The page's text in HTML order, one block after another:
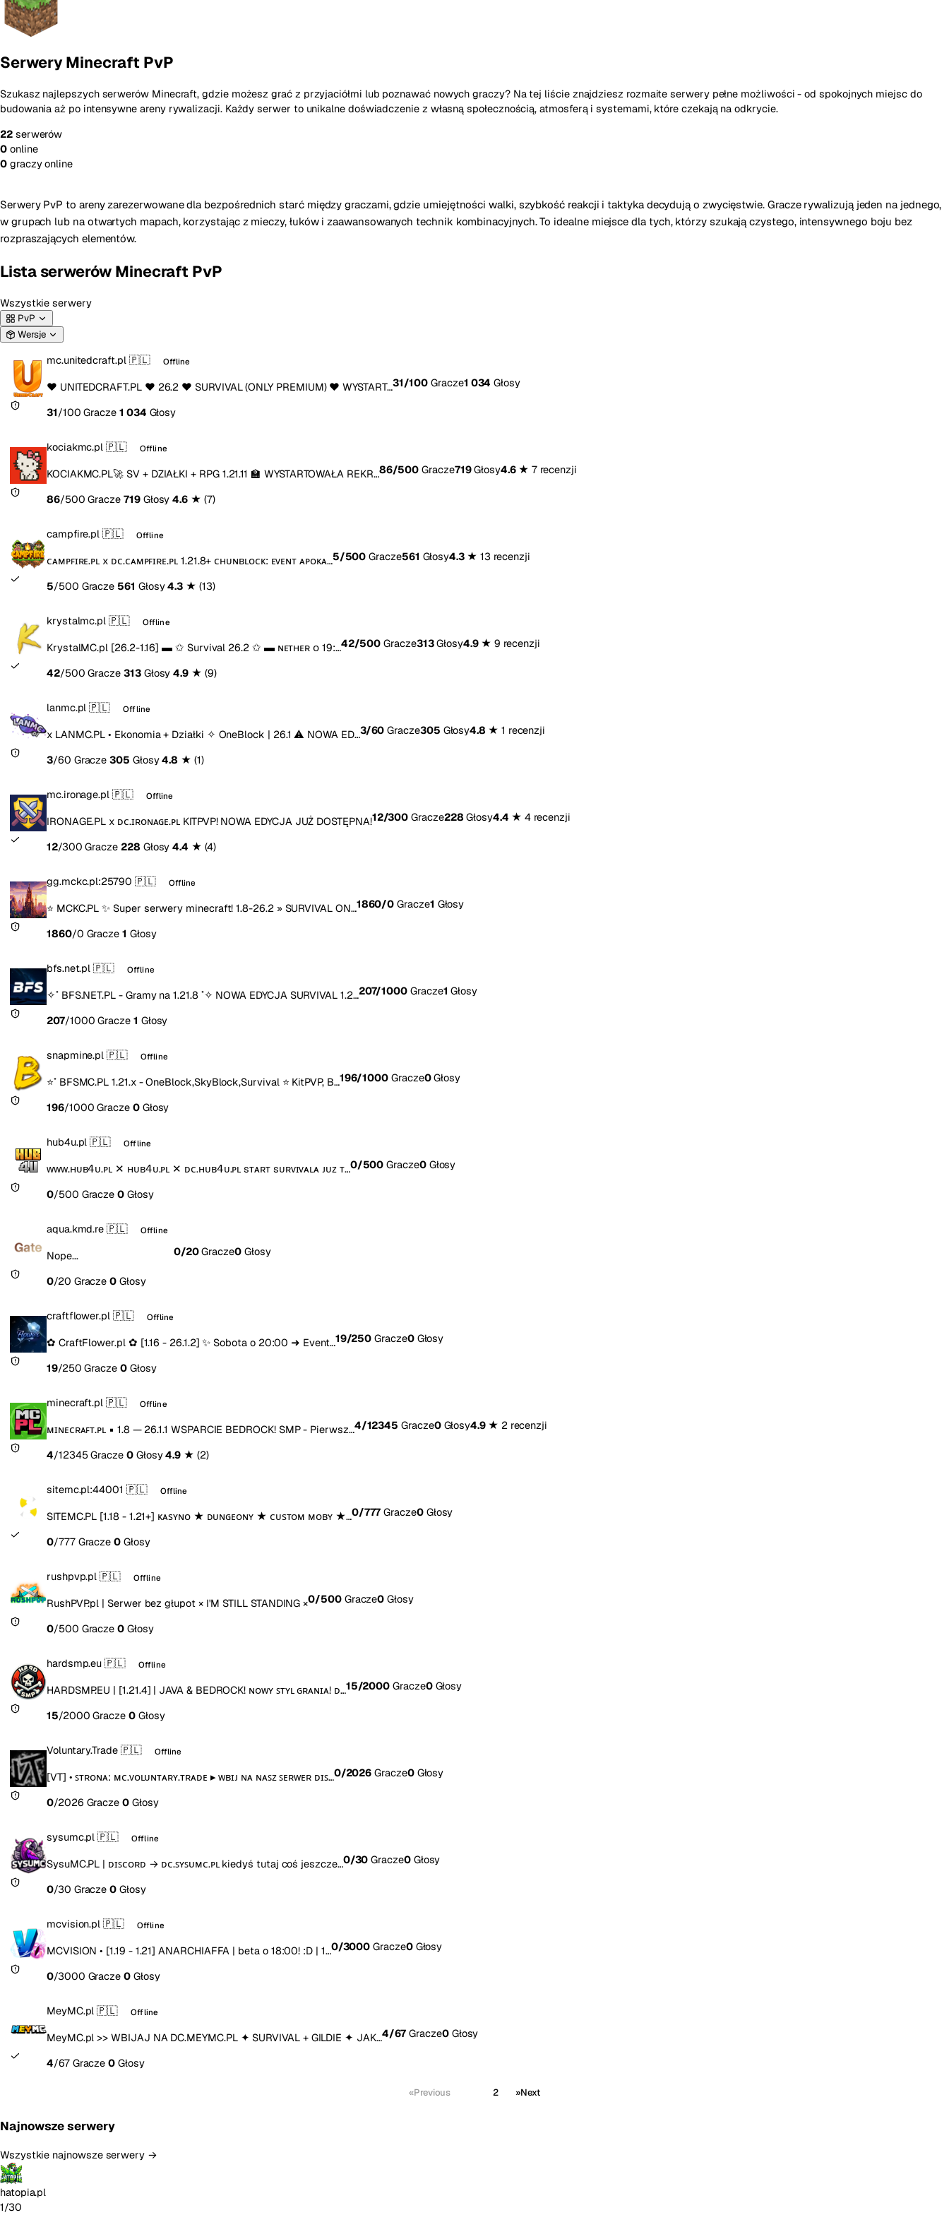
Serwery Minecraft PvP
Szukasz najlepszych serwerów Minecraft, gdzie możesz grać z przyjaciółmi lub poznawać nowych graczy? Na tej liście znajdziesz rozmaite serwery pełne możliwości - od spokojnych miejsc do
budowania aż po intensywne areny rywalizacji. Każdy serwer to unikalne doświadczenie z własną społecznością, atmosferą i systemami, które czekają na odkrycie.
22 serwerów
0 online
0 graczy online
Serwery PvP to areny zarezerwowane dla bezpośrednich starć między graczami, gdzie umiejętności walki, szybkość reakcji i taktyka decydują o zwycięstwie. Gracze rywalizują jeden na jednego,
w grupach lub na otwartych mapach, korzystając z mieczy, łuków i zaawansowanych technik kombinacyjnych. To idealne miejsce dla tych, którzy szukają czystego, intensywnego boju bez
rozpraszających elementów.
Lista serwerów Minecraft PvP
Wszystkie serwery
PvP
Wersje
mc.unitedcraft.pl 🇵🇱 Offline
❤️ UNITEDCRAFT.PL ❤️ 26.2 ❤️ SURVIVAL (ONLY PREMIUM) ❤️ WYSTART…
31/100 Gracze 1 034 Głosy
31/100 Gracze1 034 Głosy
kociakmc.pl 🇵🇱 Offline
KOCIAKMC.PL🚀 SV + DZIAŁKI + RPG 1.21.11 🏫 WYSTARTOWAŁA REKR…
86/500 Gracze 719Głosy 4.6 ★ (7)
86/500 Gracze719 Głosy4.6 ★ 7 recenzji
campfire.pl 🇵🇱 Offline
ᴄᴀᴍᴘꜰɪʀᴇ.ᴘʟ x ᴅᴄ.ᴄᴀᴍᴘꜰɪʀᴇ.ᴘʟ 1.21.8+ ᴄʜᴜɴʙʟᴏᴄᴋ: ᴇᴠᴇɴᴛ ᴀᴘᴏᴋᴀ…
5/500 Gracze 561 Głosy 4.3 ★ (13)
5/500 Gracze561 Głosy4.3 ★ 13 recenzji
krystalmc.pl 🇵🇱 Offline
KrystalMC.pl [26.2-1.16] ▬ ✩ Survival 26.2 ✩ ▬ ɴᴇᴛʜᴇʀ ᴏ 19:…
42/500 Gracze 313Głosy 4.9 ★ (9)
42/500 Gracze313 Głosy4.9 ★ 9 recenzji
lanmc.pl 🇵🇱 Offline
x LANMC.PL • Ekonomia + Działki ✧ OneBlock | 26.1 ⚠ NOWA ED…
3/60 Gracze 305 Głosy 4.8 ★(1)
3/60 Gracze305 Głosy4.8 ★ 1 recenzji
mc.ironage.pl 🇵🇱 Offline
IRONAGE.PL x ᴅᴄ.ɪʀᴏɴᴀɢᴇ.ᴘʟ KITPVP! NOWA EDYCJA JUŻ DOSTĘPNA!
12/300 Gracze 228 Głosy 4.4 ★ (4)
12/300 Gracze228 Głosy4.4 ★ 4 recenzji
gg.mckc.pl:25790 🇵🇱 Offline
⭐ MCKC.PL ✨ Super serwery minecraft! 1.8-26.2 » SURVIVAL ON…
1860/0 Gracze 1 Głosy
1860/0 Gracze1 Głosy
bfs.net.pl 🇵🇱 Offline
✧˚ BFS.NET.PL - Gramy na 1.21.8 ˚✧ NOWA EDYCJA SURVIVAL 1.2…
207/1000 Gracze 1 Głosy
207/1000 Gracze1 Głosy
snapmine.pl 🇵🇱 Offline
⭐˚ BFSMC.PL 1.21.x - OneBlock,SkyBlock,Survival ⭐ KitPVP, B…
196/1000 Gracze 0Głosy
196/1000 Gracze0 Głosy
hub4u.pl 🇵🇱 Offline
ᴡᴡᴡ.ʜᴜʙ𝟦ᴜ.ᴘʟ ✕ ʜᴜʙ𝟦ᴜ.ᴘʟ ✕ ᴅᴄ.ʜᴜʙ𝟦ᴜ.ᴘʟ sᴛᴀʀᴛ sᴜʀᴠɪᴠᴀʟᴀ ᴊᴜᴢ ᴛ…
0/500 Gracze 0 Głosy
0/500 Gracze0 Głosy
aqua.kmd.re 🇵🇱 Offline
Nope...
0/20 Gracze 0 Głosy
0/20 Gracze0 Głosy
craftflower.pl 🇵🇱 Offline
✿ CraftFlower.pl ✿ [1.16 - 26.1.2] ✨ Sobota o 20:00 ➜ Event…
19/250 Gracze 0Głosy
19/250 Gracze0 Głosy
minecraft.pl 🇵🇱 Offline
ᴍɪɴᴇᴄʀᴀꜰᴛ.ᴘʟ ▪ 1.8 — 26.1.1 WSPARCIE BEDROCK! SMP - Pierwsz…
4/12345 Gracze 0Głosy 4.9 ★ (2)
4/12345 Gracze0 Głosy4.9 ★ 2 recenzji
sitemc.pl:44001 🇵🇱 Offline
SITEMC.PL [1.18 - 1.21+] ᴋᴀѕʏɴᴏ ★ ᴅᴜɴɢᴇᴏɴʏ ★ ᴄᴜѕᴛᴏᴍ ᴍᴏʙʏ ★…
0/777 Gracze 0 Głosy
0/777 Gracze0 Głosy
rushpvp.pl 🇵🇱 Offline
RushPVP.pl | Serwer bez głupot × I'M STILL STANDING ×
0/500 Gracze 0 Głosy
0/500 Gracze0 Głosy
hardsmp.eu 🇵🇱 Offline
HARDSMP.EU | [1.21.4] | JAVA & BEDROCK! ɴᴏᴡʏ ꜱᴛʏʟ ɢʀᴀɴɪᴀ! ᴅ…
15/2000 Gracze 0Głosy
15/2000 Gracze0 Głosy
Voluntary.Trade 🇵🇱 Offline
[VT] • ꜱᴛʀᴏɴᴀ: ᴍᴄ.ᴠᴏʟᴜɴᴛᴀʀʏ.ᴛʀᴀᴅᴇ ▸ ᴡʙɪᴊ ɴᴀ ɴᴀꜱᴢ ꜱᴇʀᴡᴇʀ ᴅɪꜱ…
0/2026 Gracze 0Głosy
0/2026 Gracze0 Głosy
sysumc.pl 🇵🇱 Offline
SysuMC.PL | ᴅɪꜱᴄᴏʀᴅ → ᴅᴄ.ꜱʏꜱᴜᴍᴄ.ᴘʟ kiedyś tutaj coś jeszcze…
0/30 Gracze 0 Głosy
0/30 Gracze0 Głosy
mcvision.pl 🇵🇱 Offline
MCVISION • [1.19 - 1.21] ANARCHIAFFA | beta o 18:00! :D | 1…
0/3000 Gracze 0Głosy
0/3000 Gracze0 Głosy
MeyMC.pl 🇵🇱 Offline
MeyMC.pl >> WBIJAJ NA DC.MEYMC.PL ✦ SURVIVAL + GILDIE ✦ JAK…
4/67 Gracze 0 Głosy
4/67 Gracze0 Głosy
«Previous 2 »Next
Najnowsze serwery
Wszystkie najnowsze serwery →
hatopia.pl
1/30